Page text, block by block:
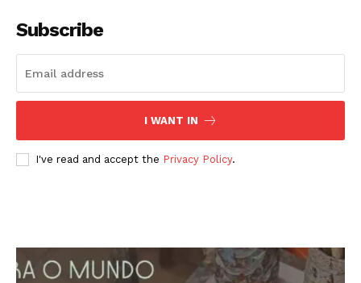
Subscribe
I WANT IN
I've read and accept the Privacy Policy.